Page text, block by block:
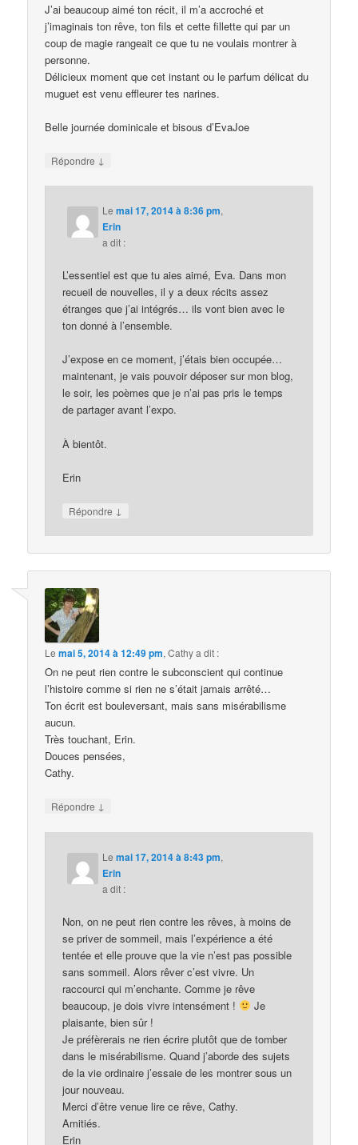
J’ai beaucoup aimé ton récit, il m’a accroché et
j’imaginais ton rêve, ton fils et cette fillette qui par un
coup de magie rangeait ce que tu ne voulais montrer à
personne.
Délicieux moment que cet instant ou le parfum délicat du
muguet est venu effleurer tes narines.
Belle journée dominicale et bisous d’EvaJoe
Répondre ↓
Lemai 17, 2014 à 8:36 pm,
Erin
a dit :
L’essentiel est que tu aies aimé, Eva. Dans mon
recueil de nouvelles, il y a deux récits assez
étranges que j’ai intégrés… ils vont bien avec le
ton donné à l’ensemble.
J’expose en ce moment, j’étais bien occupée…
maintenant, je vais pouvoir déposer sur mon blog,
le soir, les poèmes que je n’ai pas pris le temps
de partager avant l’expo.
À bientôt.
Erin
Répondre ↓
Lemai 5, 2014 à 12:49 pm,Cathya dit :
On ne peut rien contre le subconscient qui continue
l’histoire comme si rien ne s’était jamais arrêté…
Ton écrit est bouleversant, mais sans misérabilisme
aucun.
Très touchant, Erin.
Douces pensées,
Cathy.
Répondre ↓
Lemai 17, 2014 à 8:43 pm,
Erin
a dit :
Non, on ne peut rien contre les rêves, à moins de
se priver de sommeil, mais l’expérience a été
tentée et elle prouve que la vie n’est pas possible
sans sommeil. Alors rêver c’est vivre. Un
raccourci qui m’enchante. Comme je rêve
beaucoup, je dois vivre intensément !
Je
plaisante, bien sûr !
Je préfèrerais ne rien écrire plutôt que de tomber
dans le misérabilisme. Quand j’aborde des sujets
de la vie ordinaire j’essaie de les montrer sous un
jour nouveau.
Merci d’être venue lire ce rêve, Cathy.
Amitiés.
Erin